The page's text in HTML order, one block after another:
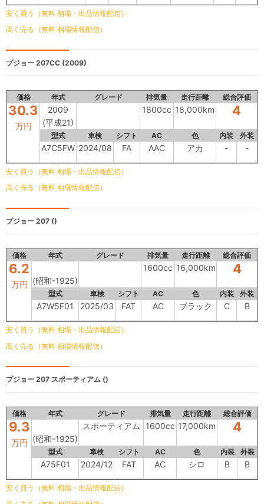
安く買う（無料 相場・出品情報配信）
高く売る（無料 相場情報配信）
プジョー 207CC (2009)
価格 年式 グレード 排気量 走行距離 総合評価
30.3
万円
2009
(平成21)
1600cc 18,000km 4
型式 車検 シフト AC 色 内装 外装
A7C5FW 2024/08 FA AAC アカ - -
安く買う（無料 相場・出品情報配信）
高く売る（無料 相場情報配信）
プジョー 207 ()
価格 年式 グレード 排気量 走行距離 総合評価
6.2
万円 (昭和-1925)
1600cc 16,000km 4
型式 車検 シフト AC 色 内装 外装
A7W5F01 2025/03 FAT AC ブラック C B
安く買う（無料 相場・出品情報配信）
高く売る（無料 相場情報配信）
プジョー 207 スポーティアム ()
価格 年式 グレード 排気量 走行距離 総合評価
9.3
万円 (昭和-1925)
スポーティアム 1600cc 17,000km 4
型式 車検 シフト AC 色 内装 外装
A75F01 2024/12 FAT AC シロ B B
安く買う（無料 相場・出品情報配信）